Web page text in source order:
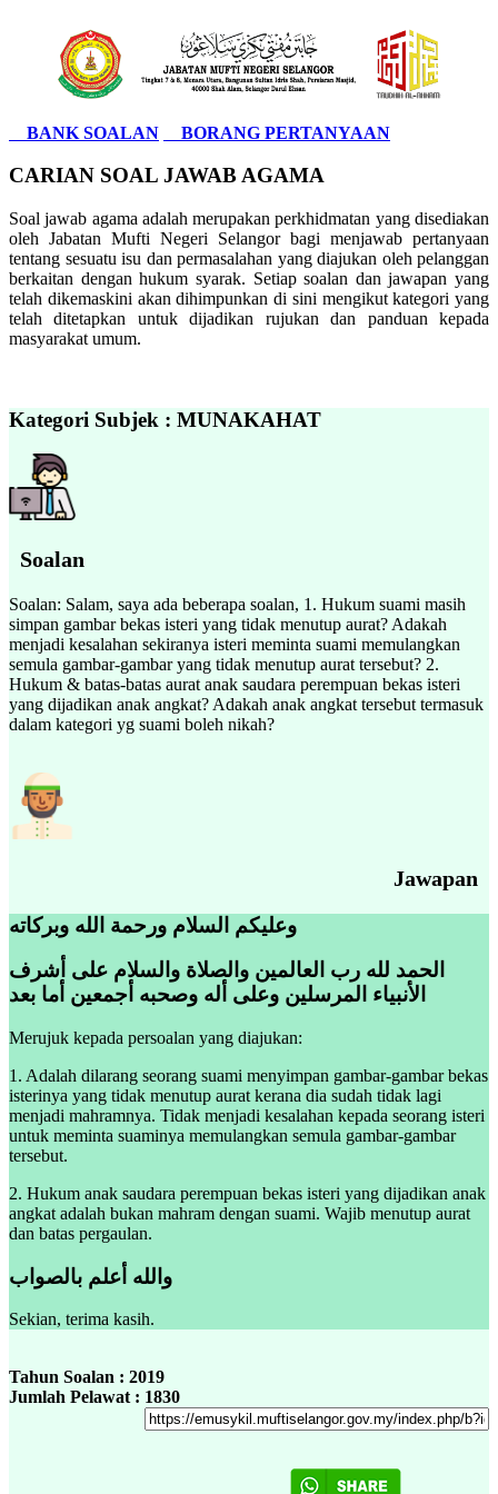
BANK SOALAN BORANG PERTANYAAN
CARIAN SOAL JAWAB AGAMA
Soal jawab agama adalah merupakan perkhidmatan yang disediakan
oleh Jabatan Mufti Negeri Selangor bagi menjawab pertanyaan
tentang sesuatu isu dan permasalahan yang diajukan oleh pelanggan
berkaitan dengan hukum syarak. Setiap soalan dan jawapan yang
telah dikemaskini akan dihimpunkan di sini mengikut kategori yang
telah ditetapkan untuk dijadikan rujukan dan panduan kepada
masyarakat umum.
Kategori Subjek : MUNAKAHAT
Soalan
Soalan: Salam, saya ada beberapa soalan, 1. Hukum suami masih
simpan gambar bekas isteri yang tidak menutup aurat? Adakah
menjadi kesalahan sekiranya isteri meminta suami memulangkan
semula gambar-gambar yang tidak menutup aurat tersebut? 2.
Hukum & batas-batas aurat anak saudara perempuan bekas isteri
yang dijadikan anak angkat? Adakah anak angkat tersebut termasuk
dalam kategori yg suami boleh nikah?
Jawapan
الحمد لله رب العالمين والصلاة والسلام على أشرف
الأنبياء المرسلين وعلى أله وصحبه أجمعين أما بعد
Merujuk kepada persoalan yang diajukan:
1. Adalah dilarang seorang suami menyimpan gambar-gambar bekas
isterinya yang tidak menutup aurat kerana dia sudah tidak lagi
menjadi mahramnya. Tidak menjadi kesalahan kepada seorang isteri
untuk meminta suaminya memulangkan semula gambar-gambar
tersebut.
2. Hukum anak saudara perempuan bekas isteri yang dijadikan anak
angkat adalah bukan mahram dengan suami. Wajib menutup aurat
dan batas pergaulan.
والله أعلم بالصواب
Sekian, terima kasih.
Tahun Soalan : 2019
Jumlah Pelawat : 1830